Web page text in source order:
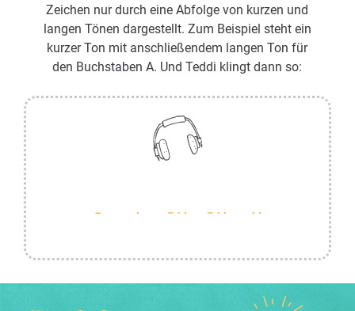
Zeichen nur durch eine Abfolge von kurzen und
langen Tönen dargestellt. Zum Beispiel steht ein
kurzer Ton mit anschließendem langen Ton für
den Buchstaben A. Und Teddi klingt dann so: